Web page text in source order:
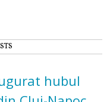
hubul